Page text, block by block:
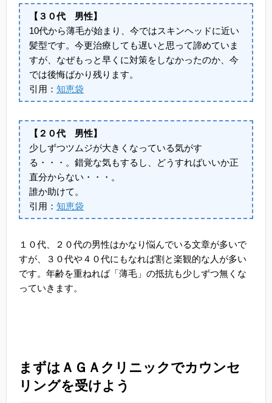
【３０代 男性】
10代から薄毛が始まり、今ではスキンヘッドに近い
髪型です。今更治療しても遅いと思って諦めていま
すが、なぜもっと早くに対策をしなかったのか、今
では後悔ばかり残ります。
引用： 知恵袋
【２０代 男性】
少しずつツムジが大きくなっている気がす
る・・・。錯覚な気もするし、どうすればいいか正
直分からない・・・。
誰か助けて。
引用： 知恵袋
１０代、２０代の男性はかなり悩んでいる文章が多いで
すが、３０代や４０代にもなれば割と楽観的な人が多い
です。年齢を重ねれば「薄毛」の抵抗も少しずつ無くな
っていきます。
まずはＡＧＡクリニックでカウンセ
リングを受けよう